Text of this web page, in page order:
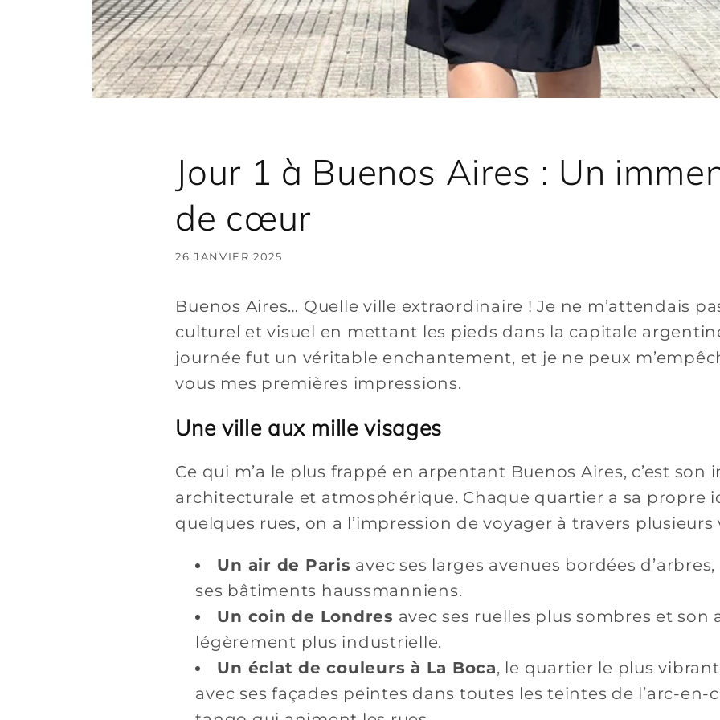
Jour 1 à Buenos Aires : Un
de cœur
26 JANVIER 2025
Buenos Aires… Quelle ville extraordinaire ! Je ne m’attendais
culturel et visuel en mettant les pieds dans la capitale
journée fut un véritable enchantement, et je ne peux
vous mes premières impressions.
Une ville aux mille visages
Ce qui m’a le plus frappé en arpentant Buenos Aires, c’est son
architecturale et atmosphérique. Chaque quartier a sa propre
quelques rues, on a l’impression de voyager à travers
Un air de Paris avec ses larges avenues bordées
ses bâtiments haussmanniens.
Un coin de Londres avec ses ruelles plus sombres et son
légèrement plus industrielle.
Un éclat de couleurs à La Boca, le quartier le plus
avec ses façades peintes dans toutes les teintes de l’arc-en-